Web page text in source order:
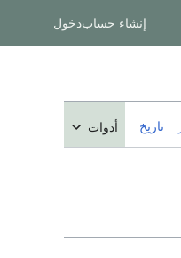
إنشاء حسابدخول
تاريخ أدوات